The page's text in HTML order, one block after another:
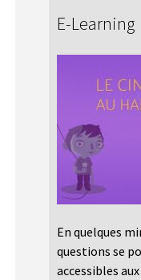
E-Learning
En quelques
questions se
accessibles